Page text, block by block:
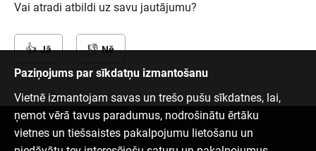
Vai atradi atbildi uz savu jautājumu?
Jā Nē
Paziņojums par sīkdatņu izmantošanu
Vietnē izmantojam savas un trešo pušu sīkdatnes, lai,
ņemot vērā tavus paradumus, nodrošinātu ērtāku
vietnes un tiešsaistes pakalpojumu lietošanu un
Sazinies ar mums